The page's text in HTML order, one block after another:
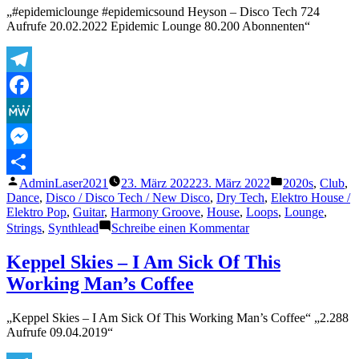
D
Machine
„#epidemiclounge #epidemicsound Heyson – Disco Tech 724
Aufrufe 20.02.2022 Epidemic Lounge 80.200 Abonnenten“
Telegram
Facebook
MeWe
Messenger
Teilen
Veröffentlicht
von
AdminLaser2021 23. März 202223. März 2022
Veröffentlicht
unter
2020s, Club,
Dance, Disco / Disco Tech / New Disco, Dry Tech, Elektro House /
Elektro Pop, Guitar, Harmony Groove, House, Loops, Lounge,
Strings, Synthlead Schreibe einen Kommentarzu
–
Disco
Keppel Skies – I Am Sick Of This
Working Man’s Coffee
„Keppel Skies – I Am Sick Of This Working Man’s Coffee“ „2.288
Aufrufe 09.04.2019“